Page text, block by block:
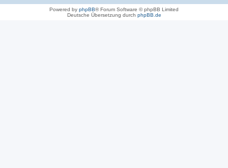
Powered by phpBB® Forum Software © phpBB Limited
Deutsche Übersetzung durch phpBB.de